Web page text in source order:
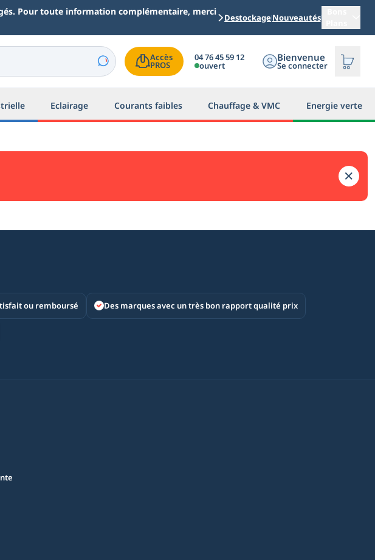
Pour toute information complémentaire, merci
DestockageNouveautés
Accès
PROS
04 76 45 59 12
ouvert
Bienvenue
Se connecter
Eclairage Courants faibles Chauffage & VMC Energie verte
ou remboursé Des marques avec un très bon rapport qualité prix